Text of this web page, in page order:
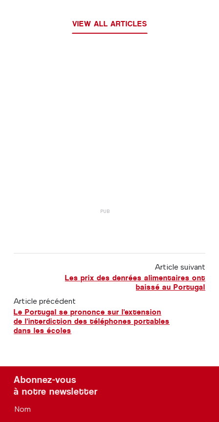
VIEW ALL ARTICLES
Article suivant
Les prix des denrées alimentaires ont
baissé au Portugal
Article précédent
Le Portugal se prononce sur l'extension
de l'interdiction des téléphones portables
dans les écoles
Abonnez-vous
à notre newsletter
Nom